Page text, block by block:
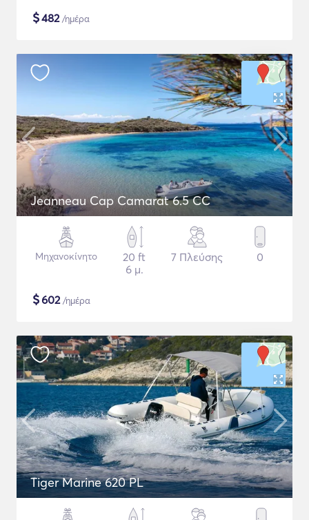
$482/ημέρα
Jeanneau Cap Camarat 6.5 CC
Μηχανοκίνητο
20 ft
6 μ.
7 Πλεύσης 0
$602/ημέρα
Tiger Marine 620 PL